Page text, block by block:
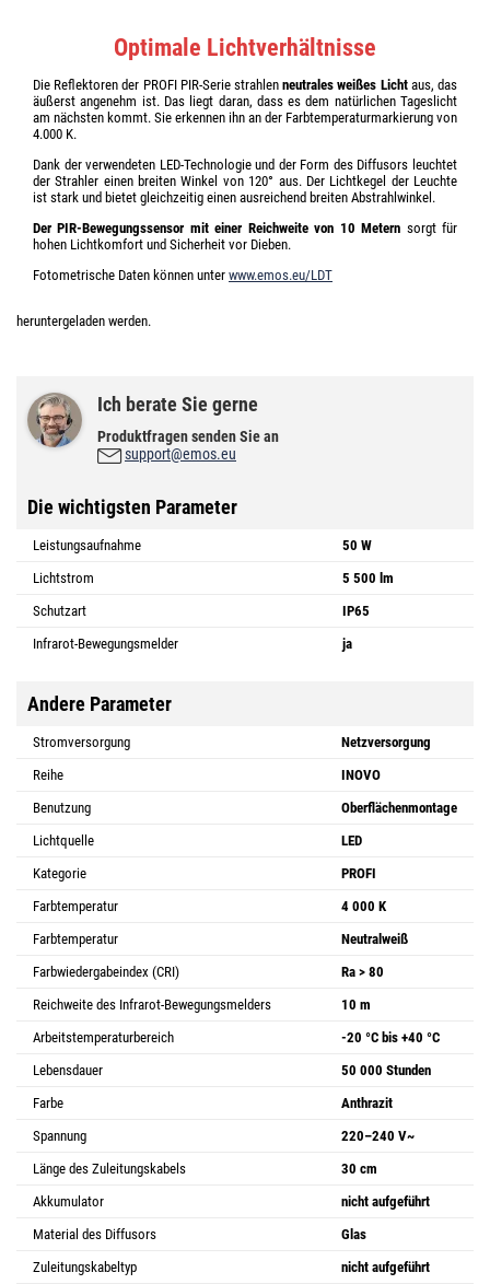
Optimale Lichtverhältnisse
Die Reflektoren der PROFI PIR-Serie strahlenneutrales weißes Lichtaus, das
äußerst angenehm ist. Das liegt daran, dass es dem natürlichen Tageslicht
am nächsten kommt. Sie erkennen ihn an der Farbtemperaturmarkierung von
4.000 K.
Dank der verwendeten LED-Technologie und der Form des Diffusors leuchtet
der Strahler einen breiten Winkel von 120° aus. Der Lichtkegel der Leuchte
ist stark und bietet gleichzeitig einen ausreichend breiten Abstrahlwinkel.
Der PIR-Bewegungssensor mit einer Reichweite von 10 Metern sorgt für
hohen Lichtkomfort und Sicherheit vor Dieben.
Fotometrische Daten können unter www.emos.eu/LDT
heruntergeladen werden.
Ich berate Sie gerne
Produktfragen senden Sie an
support@emos.eu
Die wichtigsten Parameter
Leistungsaufnahme
50 W
Lichtstrom
5 500 lm
Schutzart
IP65
Infrarot-Bewegungsmelder
ja
Andere Parameter
Stromversorgung
Netzversorgung
Reihe
INOVO
Benutzung
Oberflächenmontage
Lichtquelle
LED
Kategorie
PROFI
Farbtemperatur
4 000 K
Farbtemperatur
Neutralweiß
Farbwiedergabeindex (CRI)
Ra > 80
Reichweite des Infrarot-Bewegungsmelders
10 m
Arbeitstemperaturbereich
-20 °C bis +40 °C
Lebensdauer
50 000 Stunden
Farbe
Anthrazit
Spannung
220–240 V~
Länge des Zuleitungskabels
30 cm
Akkumulator
nicht aufgeführt
Material des Diffusors
Glas
Zuleitungskabeltyp
nicht aufgeführt